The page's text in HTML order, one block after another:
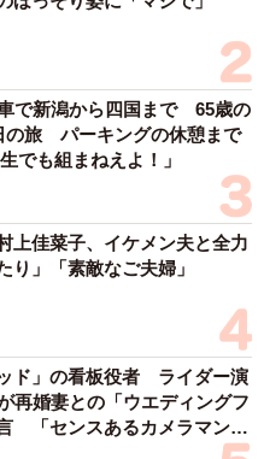
で新潟から四国まで 65歳の
の旅 パーキングの休憩まで
でも組まねえよ！」
上佳菜子、イケメン夫と全力
り」「素敵なご夫婦」
ド」の看板役者 ライダー演
再婚妻との「ウエディングフ
「センスあるカメラマン求